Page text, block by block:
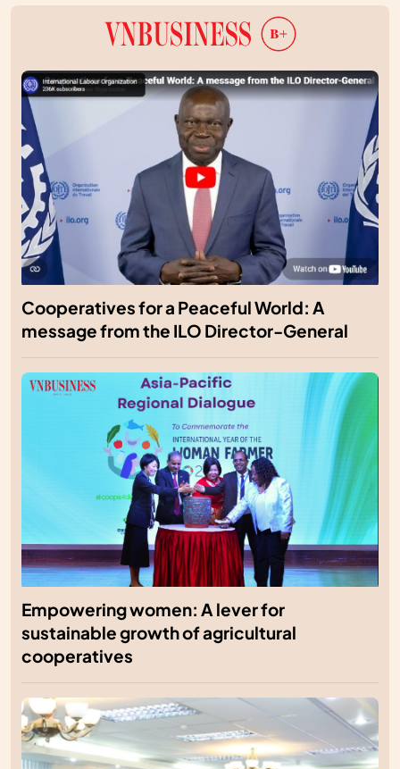
Cooperatives for a Peaceful World: A
message from the ILO Director-General
Empowering women: A lever for
sustainable growth of agricultural
cooperatives